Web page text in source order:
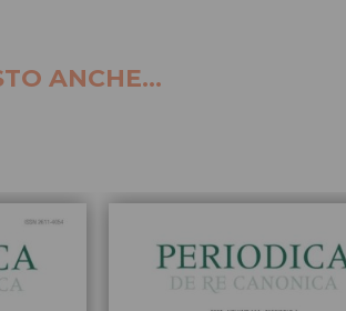
ANCHE...